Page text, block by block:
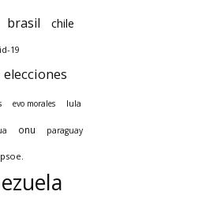
brasil
chile
19
elecciones
evo morales lula
onu paraguay
psoe.